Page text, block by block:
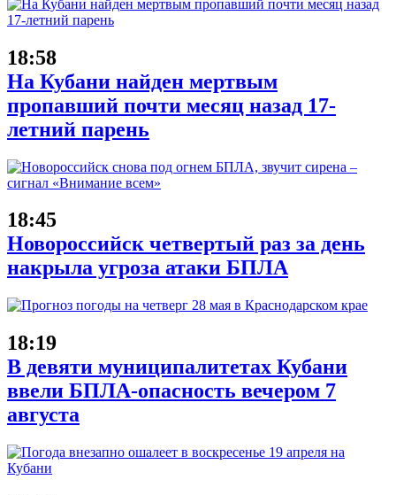
18:58
На Кубани найден мертвым
пропавший почти месяц назад 17-
летний парень
18:45
Новороссийск четвертый раз за день
накрыла угроза атаки БПЛА
18:19
В девяти муниципалитетах Кубани
ввели БПЛА-опасность вечером 7
августа